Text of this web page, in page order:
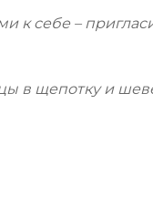
к себе –
в щепотку и